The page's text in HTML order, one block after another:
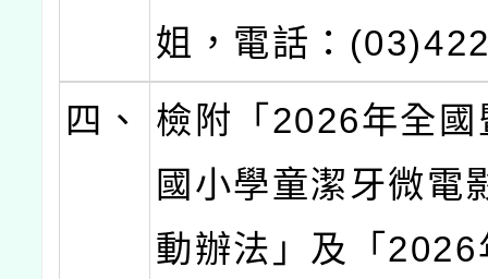
姐，電話：
四、
檢附「2026年全國
國小學童潔牙微電
動辦法」及「2026